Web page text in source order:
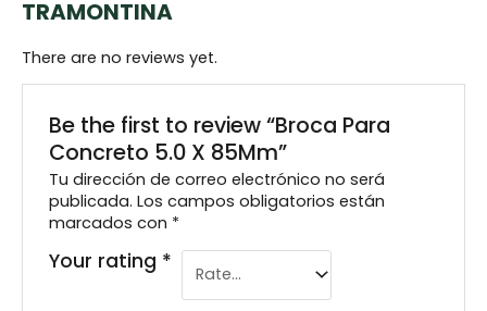
TRAMONTINA
There are no reviews yet.
Be the first to review “Broca Para
Concreto 5.0 X 85Mm”
Tu dirección de correo electrónico no será
publicada. Los campos obligatorios están
marcados con *
Your rating *